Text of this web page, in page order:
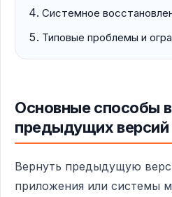
Системное
Типовые проблемы и
Основные способы
предыдущих версий
Вернуть предыдущую
приложения или системы